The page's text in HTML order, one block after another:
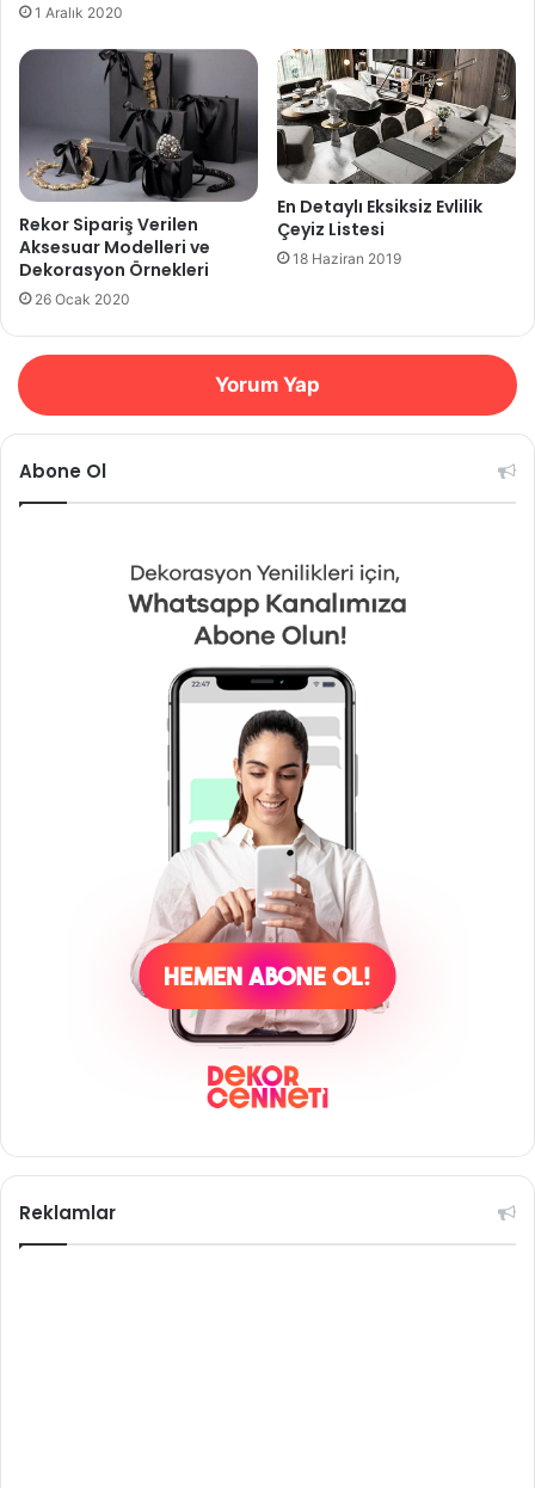
1 Aralık 2020
Rekor Sipariş Verilen
Aksesuar Modelleri ve
Dekorasyon Örnekleri
26 Ocak 2020
En Detaylı Eksiksiz Evlilik
Çeyiz Listesi
18 Haziran 2019
Yorum Yap
Abone Ol
Reklamlar